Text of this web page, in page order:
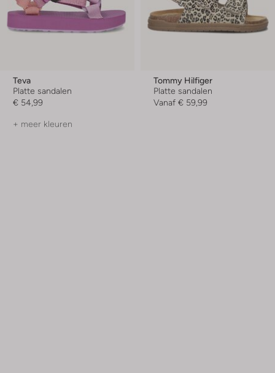
Teva
Platte sandalen
€ 54,99
+ meer kleuren
Tommy Hilfiger
Platte sandalen
Vanaf € 59,99